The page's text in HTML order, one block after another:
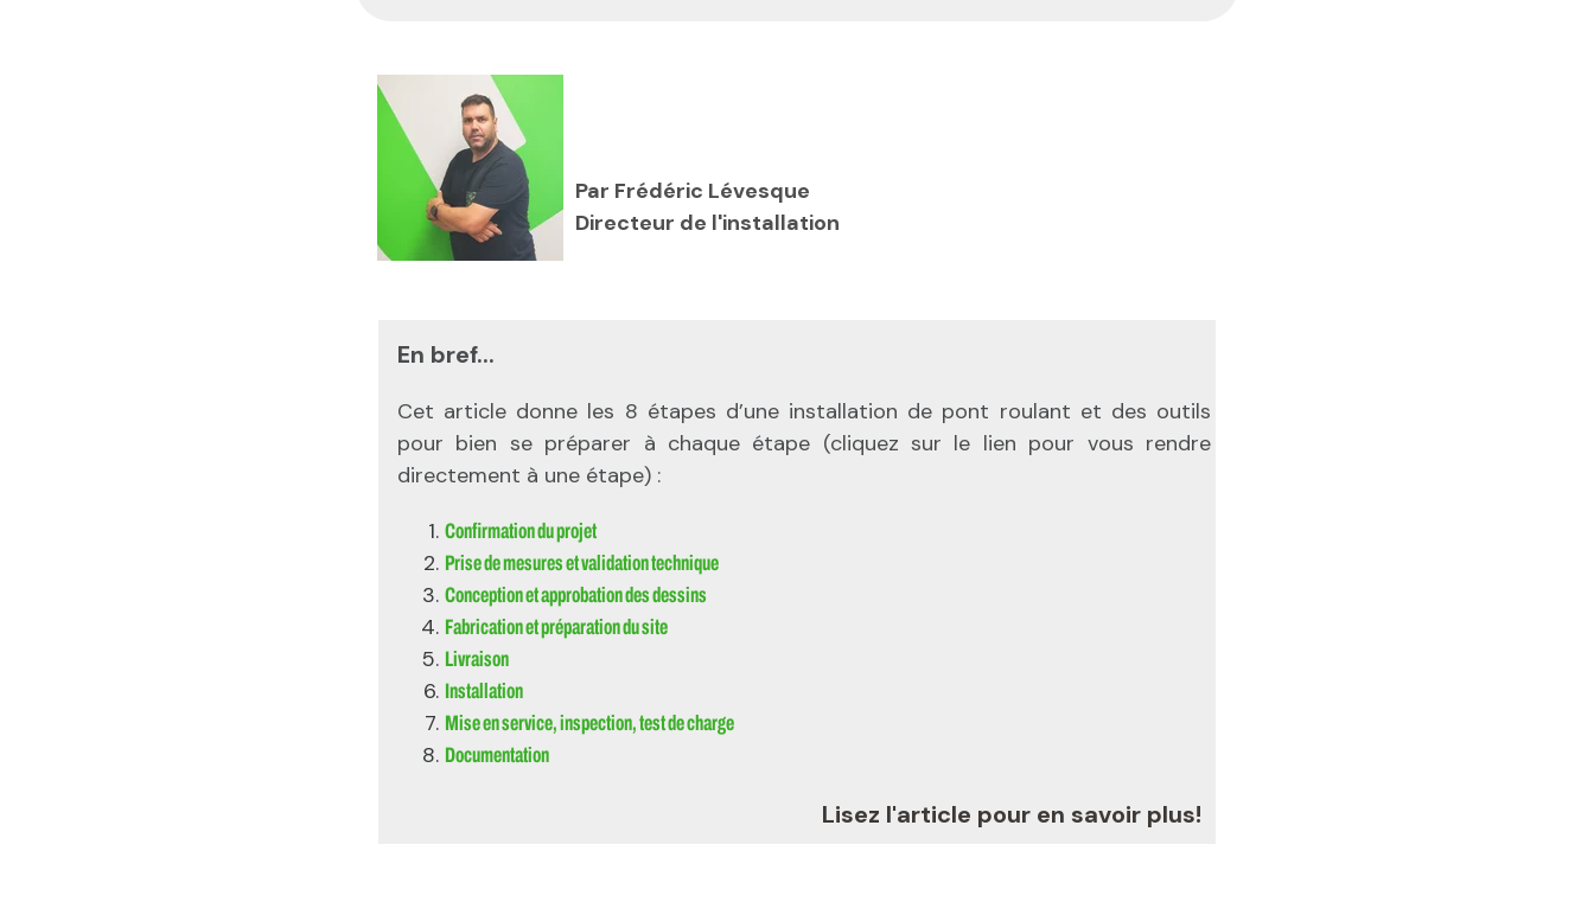
Par Frédéric Lévesque
Directeur de l'installation
En bref...
Cet article donne les 8 étapes d’une installation de pont roulant et des outils
pour bien se préparer à chaque étape (cliquez sur le lien pour vous rendre
directement à une étape) :
Confirmation du projet
Prise de mesures et validation technique
Conception et approbation des dessins
Fabrication et préparation du site
Livraison
Installation
Mise en service, inspection, test de charge
Documentation
Lisez l'article pour en savoir plus!